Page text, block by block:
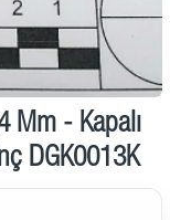
Mm - Kapalı
DGK0013K